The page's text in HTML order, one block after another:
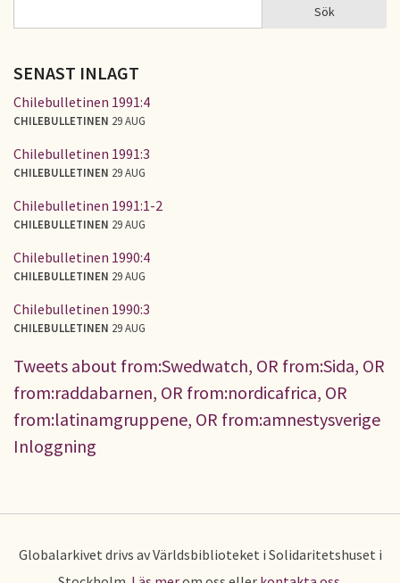
SÖKFORMULÄR Sök
SENAST INLAGT
Chilebulletinen 1991:4
CHILEBULLETINEN 29 AUG
Chilebulletinen 1991:3
CHILEBULLETINEN 29 AUG
Chilebulletinen 1991:1-2
CHILEBULLETINEN 29 AUG
Chilebulletinen 1990:4
CHILEBULLETINEN 29 AUG
Chilebulletinen 1990:3
CHILEBULLETINEN 29 AUG
Tweets about from:Swedwatch, OR from:Sida, OR
from:raddabarnen, OR from:nordicafrica, OR
from:latinamgruppene, OR from:amnestysverige
Inloggning
Globalarkivet drivs av Världsbiblioteket i Solidaritetshuset i